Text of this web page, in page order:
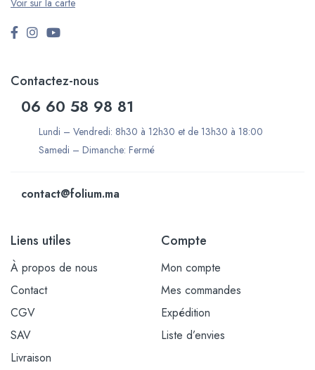
Voir sur la carte
Contactez-nous
06 60 58 98 81
Lundi – Vendredi: 8h30 à 12h30 et de 13h30 à 18:00
Samedi – Dimanche: Fermé
contact@folium.ma
Liens utiles
À propos de nous
Contact
CGV
SAV
Livraison
Compte
Mon compte
Mes commandes
Expédition
Liste d’envies